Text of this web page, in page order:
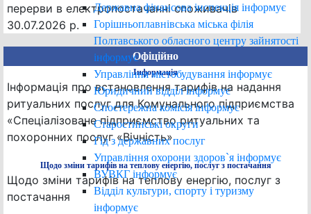
Державна фінансова інспекція інформує
Горішньоплавнівська міська філія
Полтавського обласного центру зайнятості
інформує
Управління містобудування інформує
Юридичний відділ інформує
Спостережна комісія інформує
Старостинські округи
Гід з державних послуг
Управління охорони здоров`я інформує
ВУВКГ інформує
Відділ культури, спорту і туризму
інформує
перерви в електропостачанні споживачів
30.07.2026 р.
Офіційно
Інформація
Інформація про встановлення тарифів на надання
ритуальних послуг для Комунального підприємства
«Спеціалізоване підприємство ритуальних та
похоронних послуг «Вічність»
Щодо зміни тарифів на теплову енергію, послуг з постачання
Щодо зміни тарифів на теплову енергію, послуг з
постачання